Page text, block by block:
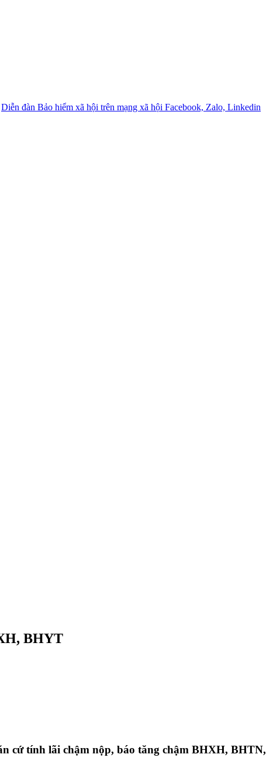
Diễn đàn Bảo hiểm xã hội trên mạng xã hội Facebook, Zalo, Linkedin
BHYT
cứ tính lãi chậm nộp, báo tăng chậm BHXH,